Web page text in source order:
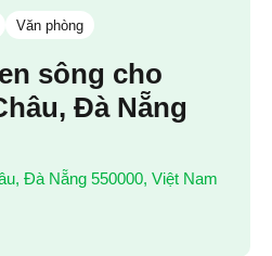
Văn phòng
sông cho
Đà Nẵng
Đà Nẵng 550000, Việt Nam